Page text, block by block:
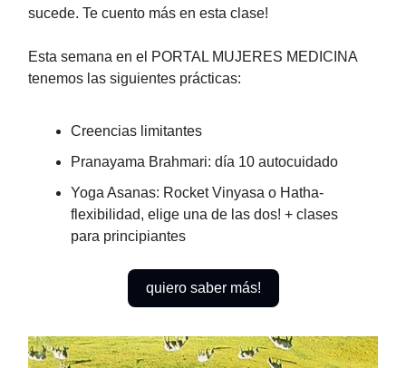
sucede. Te cuento más en esta clase!
Esta semana en el PORTAL MUJERES MEDICINA
tenemos las siguientes prácticas:
Creencias limitantes
Pranayama Brahmari: día 10 autocuidado
Yoga Asanas: Rocket Vinyasa o Hatha-
flexibilidad, elige una de las dos! + clases
para principiantes
quiero saber más!